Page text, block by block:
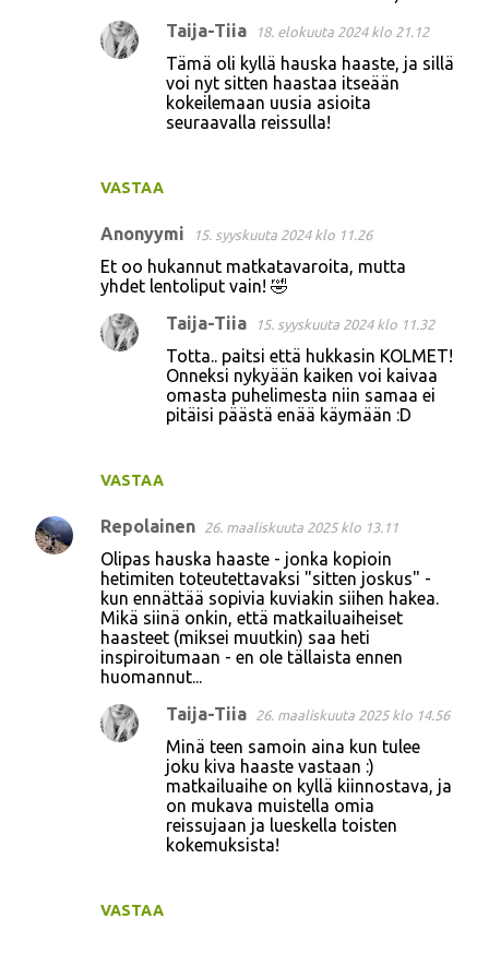
VASTAA
Taija-Tiia 18. elokuuta 2024 klo 21.12
Tämä oli kyllä hauska haaste, ja sillä
voi nyt sitten haastaa itseään
kokeilemaan uusia asioita
seuraavalla reissulla!
Anonyymi 15. syyskuuta 2024 klo 11.26
Et oo hukannut matkatavaroita, mutta
yhdet lentoliput vain! 🤣
VASTAA
Taija-Tiia 15. syyskuuta 2024 klo 11.32
Totta.. paitsi että hukkasin KOLMET!
Onneksi nykyään kaiken voi kaivaa
omasta puhelimesta niin samaa ei
pitäisi päästä enää käymään :D
Repolainen 26. maaliskuuta 2025 klo 13.11
Olipas hauska haaste - jonka kopioin
hetimiten toteutettavaksi "sitten joskus" -
kun ennättää sopivia kuviakin siihen hakea.
Mikä siinä onkin, että matkailuaiheiset
haasteet (miksei muutkin) saa heti
inspiroitumaan - en ole tällaista ennen
huomannut...
VASTAA
Taija-Tiia 26. maaliskuuta 2025 klo 14.56
Minä teen samoin aina kun tulee
joku kiva haaste vastaan :)
matkailuaihe on kyllä kiinnostava, ja
on mukava muistella omia
reissujaan ja lueskella toisten
kokemuksista!